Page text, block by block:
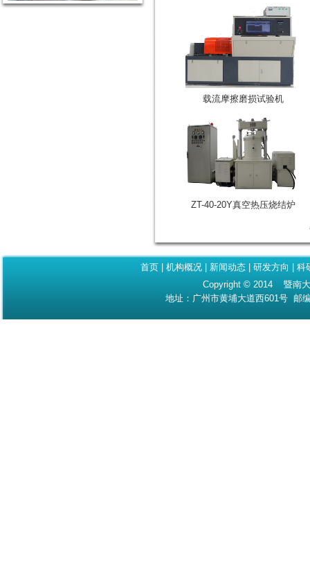
载流摩擦磨损试验机
ZT-40-20Y真空热压烧结炉
首页 |机构概况 新闻动态 |研发方向 |科
Copyright © 2014 暨南
地址：广州市黄埔大道西601号 邮